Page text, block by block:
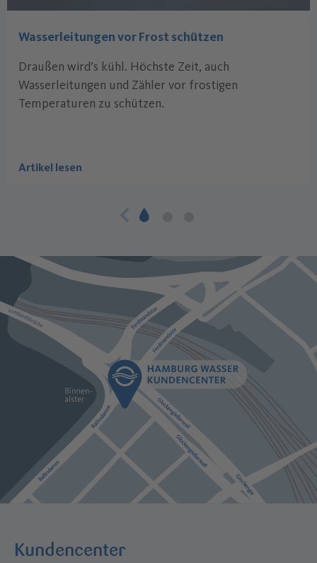
Wasserleitungen vor Frost schützen
Draußen wird’s kühl. Höchste Zeit, auch
Wasserleitungen und Zähler vor frostigen
Temperaturen zu schützen.
Artikel lesen
Kundencenter